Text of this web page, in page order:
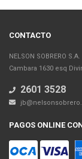
CONTACTO
NELSON SOBRERO S.A.
Cambara 1630 esq
2601 3528
PAGOS ONLINE